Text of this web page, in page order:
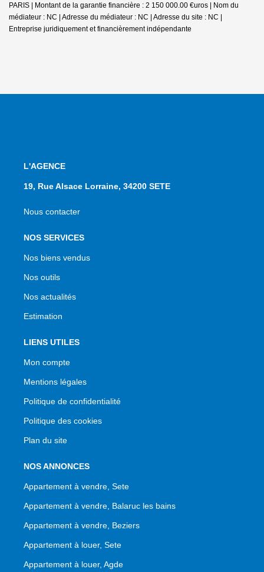
PARIS | Montant de la garantie financière : 2 150 000.00 €uros | Nom du
médiateur : NC | Adresse du médiateur : NC | Adresse du site : NC |
Entreprise juridiquement et financièrement indépendante
L'AGENCE
19, Rue Alsace Lorraine, 34200 SETE
Nous contacter
NOS SERVICES
Nos biens vendus
Nos outils
Nos actualités
Estimation
LIENS UTILES
Mon compte
Mentions légales
Politique de confidentialité
Politique des cookies
Plan du site
NOS ANNONCES
Appartement à vendre, Sete
Appartement à vendre, Balaruc les bains
Appartement à vendre, Beziers
Appartement à louer, Sete
Appartement à louer, Agde